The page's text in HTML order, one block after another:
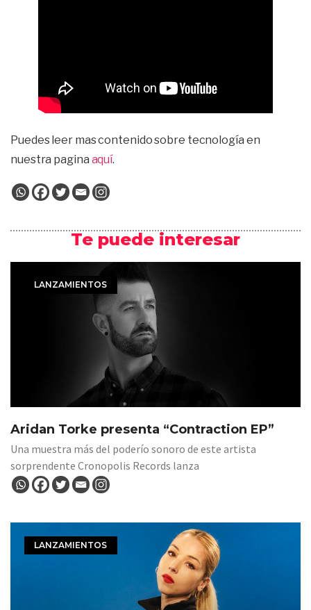
Puedes leer mas contenido sobre tecnología en
nuestra pagina aquí.
Te puede interesar
LANZAMIENTOS
Aridan Torke presenta “Contraction EP”
Una muestra más del poderío sonoro de este artista
sorprendente Cronopolis Records lanza
LANZAMIENTOS